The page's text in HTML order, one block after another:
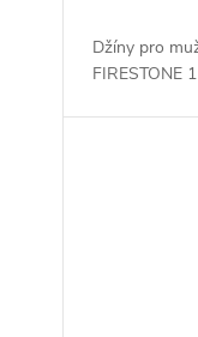
u
Džíny pro
FIRESTONE